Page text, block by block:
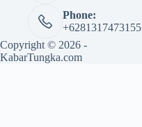
Phone:
+6281317473155
Copyright © 2026 -
KabarTungka.com